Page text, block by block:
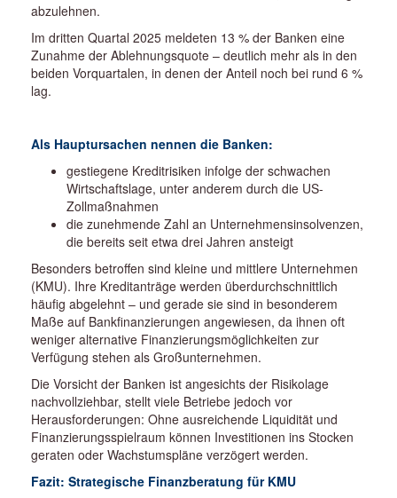
abzulehnen.
Im dritten Quartal 2025 meldeten 13 % der Banken eine
Zunahme der Ablehnungsquote – deutlich mehr als in den
beiden Vorquartalen, in denen der Anteil noch bei rund 6 %
lag.
Als Hauptursachen nennen die Banken:
gestiegene Kreditrisiken infolge der schwachen
Wirtschaftslage, unter anderem durch die US-
Zollmaßnahmen
die zunehmende Zahl an Unternehmensinsolvenzen,
die bereits seit etwa drei Jahren ansteigt
Besonders betroffen sind kleine und mittlere Unternehmen
(KMU). Ihre Kreditanträge werden überdurchschnittlich
häufig abgelehnt – und gerade sie sind in besonderem
Maße auf Bankfinanzierungen angewiesen, da ihnen oft
weniger alternative Finanzierungsmöglichkeiten zur
Verfügung stehen als Großunternehmen.
Die Vorsicht der Banken ist angesichts der Risikolage
nachvollziehbar, stellt viele Betriebe jedoch vor
Herausforderungen: Ohne ausreichende Liquidität und
Finanzierungsspielraum können Investitionen ins Stocken
geraten oder Wachstumspläne verzögert werden.
Fazit: Strategische Finanzberatung für KMU